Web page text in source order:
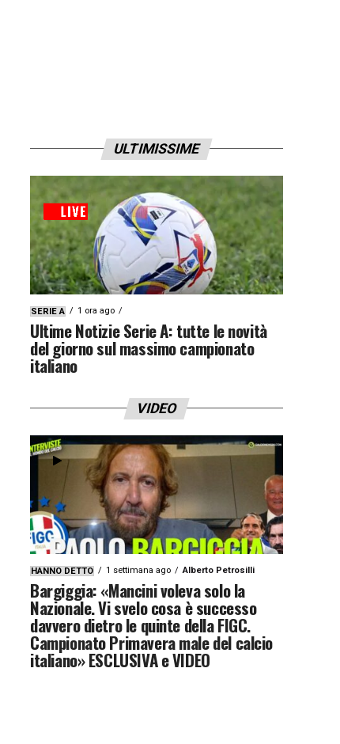
ULTIMISSIME
SERIE A 1 ora ago
Ultime Notizie Serie A: tutte le novità
del giorno sul massimo campionato
italiano
VIDEO
HANNO DETTO 1 settimana ago Alberto Petrosilli
Bargiggia: «Mancini voleva solo la
Nazionale. Vi svelo cosa è successo
davvero dietro le quinte della FIGC.
Campionato Primavera male del calcio
italiano» ESCLUSIVA e VIDEO